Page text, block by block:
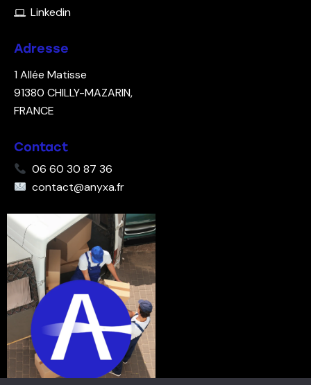
Linkedin
Adresse
1 Allée Matisse
91380 CHILLY-MAZARIN,
FRANCE
Contact
06 60 30 87 36
contact@anyxa.fr